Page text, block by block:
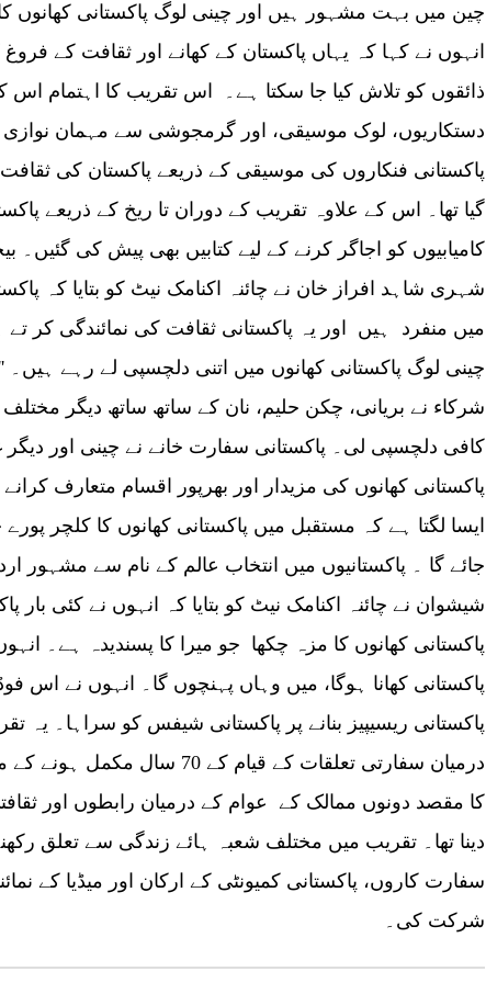
چین میں بہت مشہور ہیں اور چینی لوگ پاکستانی کھانوں
انہوں نے کہا کہ یہاں پاکستان کے کھانے اور ثقافت کے
ذائقوں کو تلاش کیا جا سکتا ہے۔ اس تقریب کا اہتمام اس
دستکاریوں، لوک موسیقی، اور گرمجوشی سے مہمان
پاکستانی فنکاروں کی موسیقی کے ذریعے پاکستان کی ثقافت
گیا تھا۔ اس کے علاوہ تقریب کے دوران تا ریخ کے ذریعے
کامیابیوں کو اجاگر کرنے کے لیے کتابیں بھی پیش کی گئیں۔
شہری شاہد افراز خان نے چائنہ اکنامک نیٹ کو بتایا کہ
میں منفرد ہیں اور یہ پاکستانی ثقافت کی نمائندگی کر
چینی لوگ پاکستانی کھانوں میں اتنی دلچسپی لے رہے ہیں۔
شرکاء نے بریانی، چکن حلیم، نان کے ساتھ ساتھ دیگر مختلف
کافی دلچسپی لی۔ پاکستانی سفارت خانے نے چینی اور دیگر
پاکستانی کھانوں کی مزیدار اور بھرپور اقسام متعارف کرانے
ایسا لگتا ہے کہ مستقبل میں پاکستانی کھانوں کا کلچر
جائے گا ۔ پاکستانیوں میں انتخاب عالم کے نام سے مشہور
شیشوان نے چائنہ اکنامک نیٹ کو بتایا کہ انہوں نے کئی بار
پاکستانی کھانوں کا مزہ چکھا جو میرا کا پسندیدہ ہے۔
پاکستانی کھانا ہوگا، میں وہاں پہنچوں گا۔ انہوں نے اس
پاکستانی ریسیپیز بنانے پر پاکستانی شیفس کو سراہا۔ یہ
درمیان سفارتی تعلقات کے قیام کے
کا مقصد دونوں ممالک کے عوام کے درمیان رابطوں اور
دینا تھا۔ تقریب میں مختلف شعبہ ہائے زندگی سے تعلق
سفارت کاروں، پاکستانی کمیونٹی کے ارکان اور میڈیا کے
شرکت کی۔